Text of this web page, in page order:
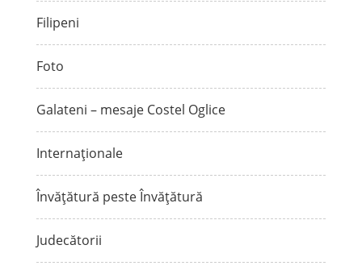
Filipeni
Foto
Galateni – mesaje Costel Oglice
Internaționale
Învățătură peste Învățătură
Judecătorii